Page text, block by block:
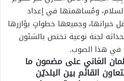
ومُساهمتها في إعداد
خبراتها، وجميعها خطواتٍ يؤازرها
لجنة نوعية تختص بالشئون
في هذا الصوب.
الغاني على مضمون ما
القائم بين البلديّن